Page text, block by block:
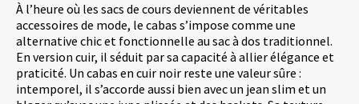
À l’heure où les sacs de cours deviennent de véritables
accessoires de mode, le cabas s’impose comme une
alternative chic et fonctionnelle au sac à dos traditionnel.
En version cuir, il séduit par sa capacité à allier élégance et
praticité. Un cabas en cuir noir reste une valeur sûre :
intemporel, il s’accorde aussi bien avec un jean slim et un